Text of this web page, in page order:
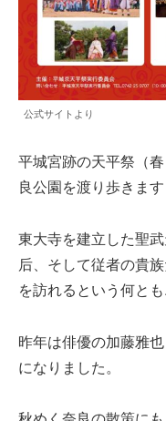
公式サイトより
平城宮跡の天平祭（
良公園を渡り歩きます
東大寺を建立した聖
后、そして従者の貴
を訪れるという何とも
昨年は俳優の加藤雅
になりました。